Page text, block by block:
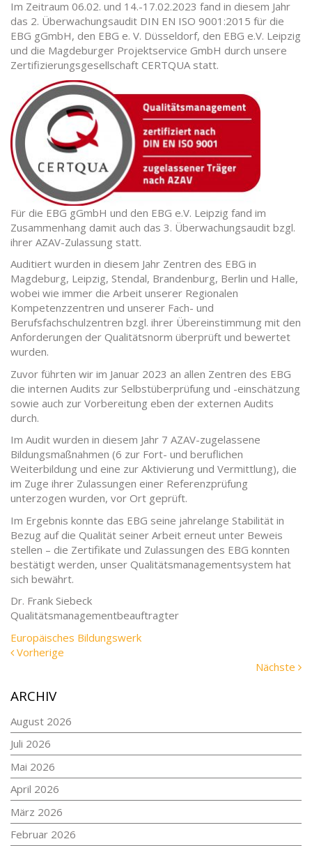
Im Zeitraum 06.02. und 14.-17.02.2023 fand in diesem Jahr
das 2. Überwachungsaudit DIN EN ISO 9001:2015 für die
EBG gGmbH, den EBG e. V. Düsseldorf, den EBG e.V. Leipzig
und die Magdeburger Projektservice GmbH durch unsere
Zertifizierungsgesellschaft CERTQUA statt.
Für die EBG gGmbH und den EBG e.V. Leipzig fand im
Zusammenhang damit auch das 3. Überwachungsaudit bzgl.
ihrer AZAV-Zulassung statt.
Auditiert wurden in diesem Jahr Zentren des EBG in
Magdeburg, Leipzig, Stendal, Brandenburg, Berlin und Halle,
wobei wie immer die Arbeit unserer Regionalen
Kompetenzzentren und unserer Fach- und
Berufsfachschulzentren bzgl. ihrer Übereinstimmung mit den
Anforderungen der Qualitätsnorm überprüft und bewertet
wurden.
Zuvor führten wir im Januar 2023 an allen Zentren des EBG
die internen Audits zur Selbstüberprüfung und -einschätzung
sowie auch zur Vorbereitung eben der externen Audits
durch.
Im Audit wurden in diesem Jahr 7 AZAV-zugelassene
Bildungsmaßnahmen (6 zur Fort- und beruflichen
Weiterbildung und eine zur Aktivierung und Vermittlung), die
im Zuge ihrer Zulassungen einer Referenzprüfung
unterzogen wurden, vor Ort geprüft.
Im Ergebnis konnte das EBG seine jahrelange Stabilität in
Bezug auf die Qualität seiner Arbeit erneut unter Beweis
stellen – die Zertifikate und Zulassungen des EBG konnten
bestätigt werden, unser Qualitätsmanagementsystem hat
sich bewährt.
Dr. Frank Siebeck
Qualitätsmanagementbeauftragter
Tags
Europäisches Bildungswerk
Vorherige
Nächste
ARCHIV
August 2026
Juli 2026
Mai 2026
April 2026
März 2026
Februar 2026